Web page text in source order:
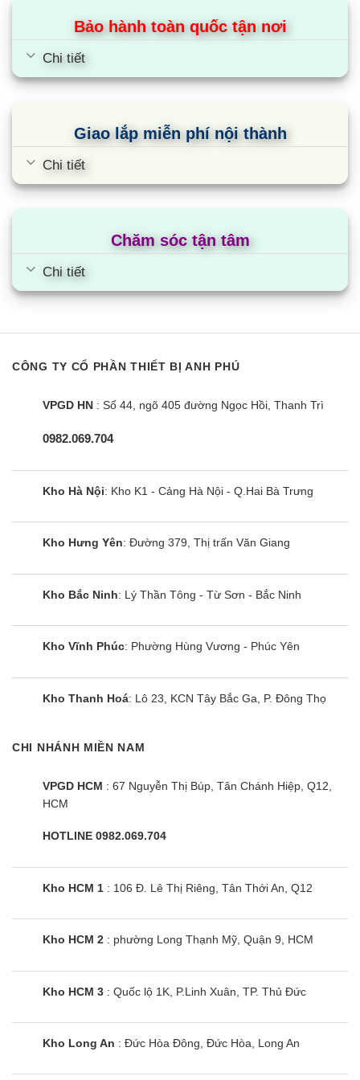
1 ngăn inverter
Tủ đông Sanaky VH-6899K | 437L 1
ngăn
Bảo hành toàn quốc tận nơi
Chi tiết
Giao lắp miễn phí nội thành
Chi tiết
Chăm sóc tận tâm
Chi tiết
CÔNG TY CỔ PHẦN THIẾT BỊ ANH PHÚ
VPGD HN : Số 44, ngõ 405 đường Ngọc Hồi, Thanh Trì
0982.069.704
Kho Hà Nội: Kho K1 - Cảng Hà Nội - Q.Hai Bà Trưng
Kho Hưng Yên: Đường 379, Thị trấn Văn Giang
Kho Bắc Ninh: Lý Thần Tông - Từ Sơn - Bắc Ninh
Kho Vĩnh Phúc: Phường Hùng Vương - Phúc Yên
Kho Thanh Hoá: Lô 23, KCN Tây Bắc Ga, P. Đông Thọ
CHI NHÁNH MIỀN NAM
VPGD HCM : 67 Nguyễn Thị Búp, Tân Chánh Hiệp, Q12,
HCM
HOTLINE 0982.069.704
Kho HCM 1 : 106 Đ. Lê Thị Riêng, Tân Thới An, Q12
Kho HCM 2 : phường Long Thạnh Mỹ, Quận 9, HCM
Kho HCM 3 : Quốc lộ 1K, P.Linh Xuân, TP. Thủ Đức
Kho Long An : Đức Hòa Đông, Đức Hòa, Long An